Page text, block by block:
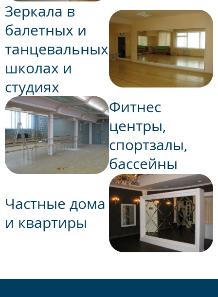
Зеркала в
балетных и
танцевальных
школах и
студиях
Фитнес
центры,
спортзалы,
бассейны
Частные дома
и квартиры